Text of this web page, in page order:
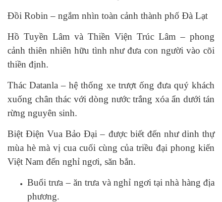
Đồi Robin – ngắm nhìn toàn cảnh thành phố Đà Lạt
Hồ Tuyền Lâm và Thiền Viện Trúc Lâm – phong
cảnh thiên nhiên hữu tình như đưa con người vào cõi
thiền định.
Thác Datanla – hệ thống xe trượt ống đưa quý khách
xuống chân thác với dòng nước trắng xóa ẩn dưới tán
rừng nguyên sinh.
Biệt Điện Vua Bảo Đại – được biết đến như dinh thự
mùa hè mà vị cua cuối cùng của triều đại phong kiến
Việt Nam đến nghỉ ngơi, săn bắn.
Buổi trưa – ăn trưa và nghỉ ngơi tại nhà hàng địa
phương.